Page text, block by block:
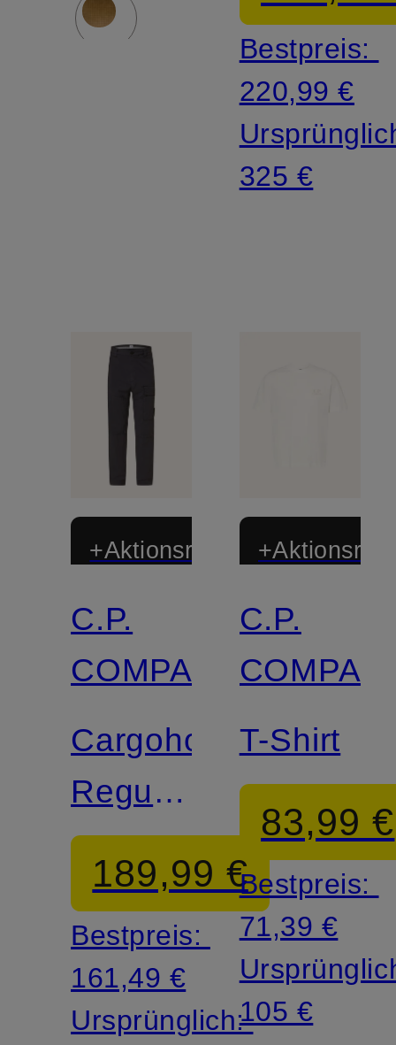
Bestpreis:
220,99 €
325 €
+Aktionsrabatt
C.P.
COMPANY
Cargohose
Regular
Fit
189,99 €
Bestpreis:
161,49 €
Ursprünglich:
C.P.
T-Shirt
83,99 €
Bestpreis:
71,39 €
105 €